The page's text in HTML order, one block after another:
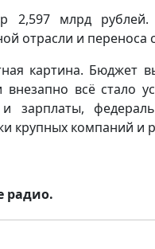
2,597 млрд
отрасли и переноса
картина. Бюджет
внезапно всё стало
и зарплаты,
крупных компаний и
радио.